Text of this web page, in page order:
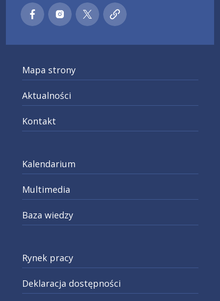
Małopolski pociąg do kariery
Małopolski pociąg do kariery
Małopolski pociąg do kariery
Małopolski pociąg do
Mapa strony
Aktualności
Kontakt
Kalendarium
Multimedia
Baza wiedzy
Rynek pracy
Deklaracja dostępności